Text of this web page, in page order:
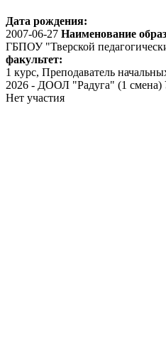
Дата рождения:
2007-06-27 Наименование
ГБПОУ "Тверской
факультет:
1 курс, Преподаватель
2026 - ДООЛ "Радуга" (1 смена)
Нет участия